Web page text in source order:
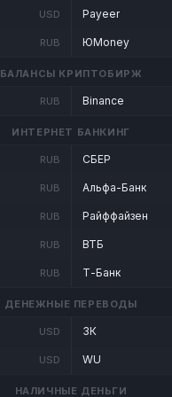
USD
RUB
Payeer
ЮMoney
БАЛАНСЫ КРИПТОБИРЖ
RUB Binance
ИНТЕРНЕТ БАНКИНГ
RUB
RUB
RUB
RUB
RUB
СБЕР
Альфа-Банк
Райффайзен
ВТБ
Т-Банк
ДЕНЕЖНЫЕ ПЕРЕВОДЫ
USD
USD
ЗК
WU
НАЛИЧНЫЕ ДЕНЬГИ